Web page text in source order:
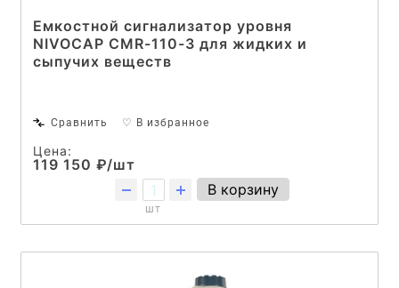
Емкостной сигнализатор уровня
NIVOCAP CMR-110-3 для жидких и
сыпучих веществ
Сравнить ♡ В избранное
Цена:
119 150 ₽/шт
шт
В корзину